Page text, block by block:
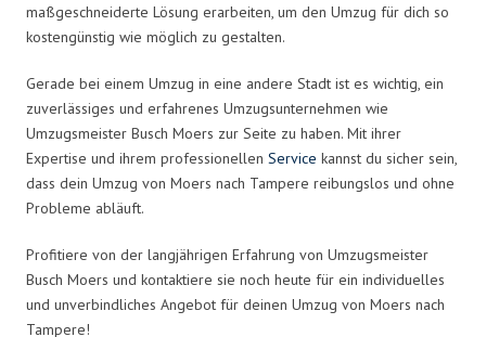
maßgeschneiderte Lösung erarbeiten, um den Umzug für dich so
kostengünstig wie möglich zu gestalten.
Gerade bei einem Umzug in eine andere Stadt ist es wichtig, ein
zuverlässiges und erfahrenes Umzugsunternehmen wie
Umzugsmeister Busch Moers zur Seite zu haben. Mit ihrer
Expertise und ihrem professionellen Service kannst du sicher sein,
dass dein Umzug von Moers nach Tampere reibungslos und ohne
Probleme abläuft.
Profitiere von der langjährigen Erfahrung von Umzugsmeister
Busch Moers und kontaktiere sie noch heute für ein individuelles
und unverbindliches Angebot für deinen Umzug von Moers nach
Tampere!